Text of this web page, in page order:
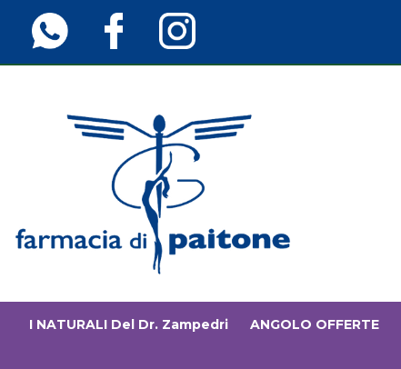
contenuto
principale
Farmaciainfinita.it
I NATURALI Del Dr. Zampedri ANGOLO OFFERTE